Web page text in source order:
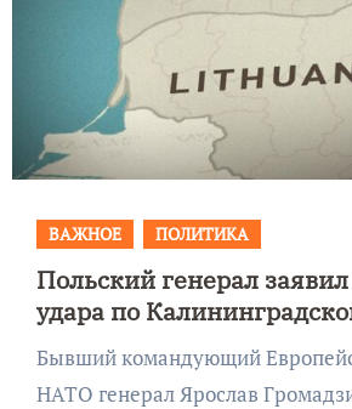
ВАЖНОЕ ПОЛИТИКА
Польский генерал
удара по
Бывший командующий Европейским корпусом
НАТО генерал Ярослав